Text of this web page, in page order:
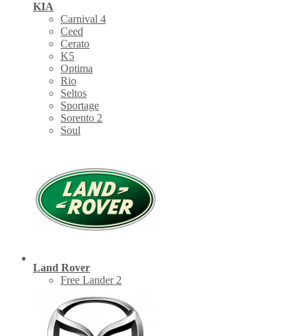
KIA
Carnival 4
Ceed
Cerato
K5
Optima
Rio
Seltos
Sportage
Sorento 2
Soul
Land Rover
Free Lander 2